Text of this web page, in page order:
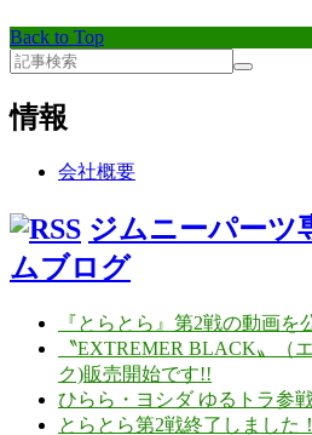
Back to Top
情報
会社概要
ジムニーパーツ
ムブログ
『とらとら』第2戦の動画を
〝EXTREMER BLACK〟（
ク)販売開始です!!
ひらら・ヨシダ ゆるトラ参
とらとら第2戦終了しました！